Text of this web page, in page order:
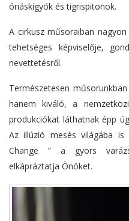
óriáskígyók és tigrispitonok.
A cirkusz műsoraiban
tehetséges képviselője,
nevettetésről.
Természetesen
hanem kiváló, a
produkciókat láthatnak épp
Az illúzió mesés világába is
Change ” a gyors
elkápráztatja Önöket.